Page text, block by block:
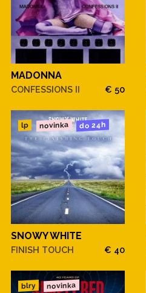
MADONNA
CONFESSIONS II € 50
lp novinka do 24h
SNOWY WHITE
FINISH TOUCH € 40
blry novinka